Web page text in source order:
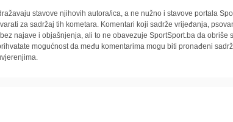
stavove njihovih autora/ica, a ne nužno i stavove portala
za sadržaj tih kometara. Komentari koji sadrže vrijeđanja,
najave i objašnjenja, ali to ne obavezuje SportSport.ba da obriše
mogućnost da među komentarima mogu biti pronađeni